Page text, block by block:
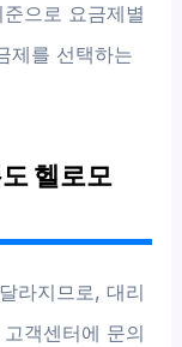
으로 요금제별
제를 선택하는
헬로모
라지므로, 대리
객센터에 문의